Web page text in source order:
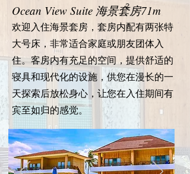
2
Ocean View Suite 海景套房71m
欢迎入住海景套房，套房内配有两张特
大号床，非常适合家庭或朋友团体入
住。客房内有充足的空间，提供舒适的
寝具和现代化的设施，供您在漫长的一
天探索后放松身心，让您在入住期间有
宾至如归的感觉。